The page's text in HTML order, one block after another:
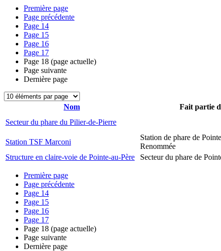
Première page
Page précédente
Page 14
Page 15
Page 16
Page 17
Page 18 (page actuelle)
Page suivante
Dernière page
Nom
Fait partie
Secteur du phare du Pilier-de-Pierre
Station TSF Marconi
Station de phare de
Renommée
Structure en claire-voie de Pointe-au-Père
Secteur du phare de
Première page
Page précédente
Page 14
Page 15
Page 16
Page 17
Page 18 (page actuelle)
Page suivante
Dernière page